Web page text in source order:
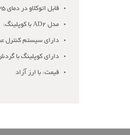
قابل اتوکلاو در دمای 135 درجه
مدل AD2 با کوپلینگ:
دارای سیستم کنترل
دارای کوپلینگ با گردش 360
قیمت: با ارز آزاد